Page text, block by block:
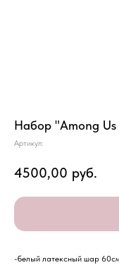
Набор "Among
Артикул:
4500,00 руб.
-белый латексный шар